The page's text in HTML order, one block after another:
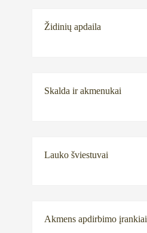
Židinių apdaila
Skalda ir akmenukai
Lauko šviestuvai
Akmens apdirbimo įrankiai